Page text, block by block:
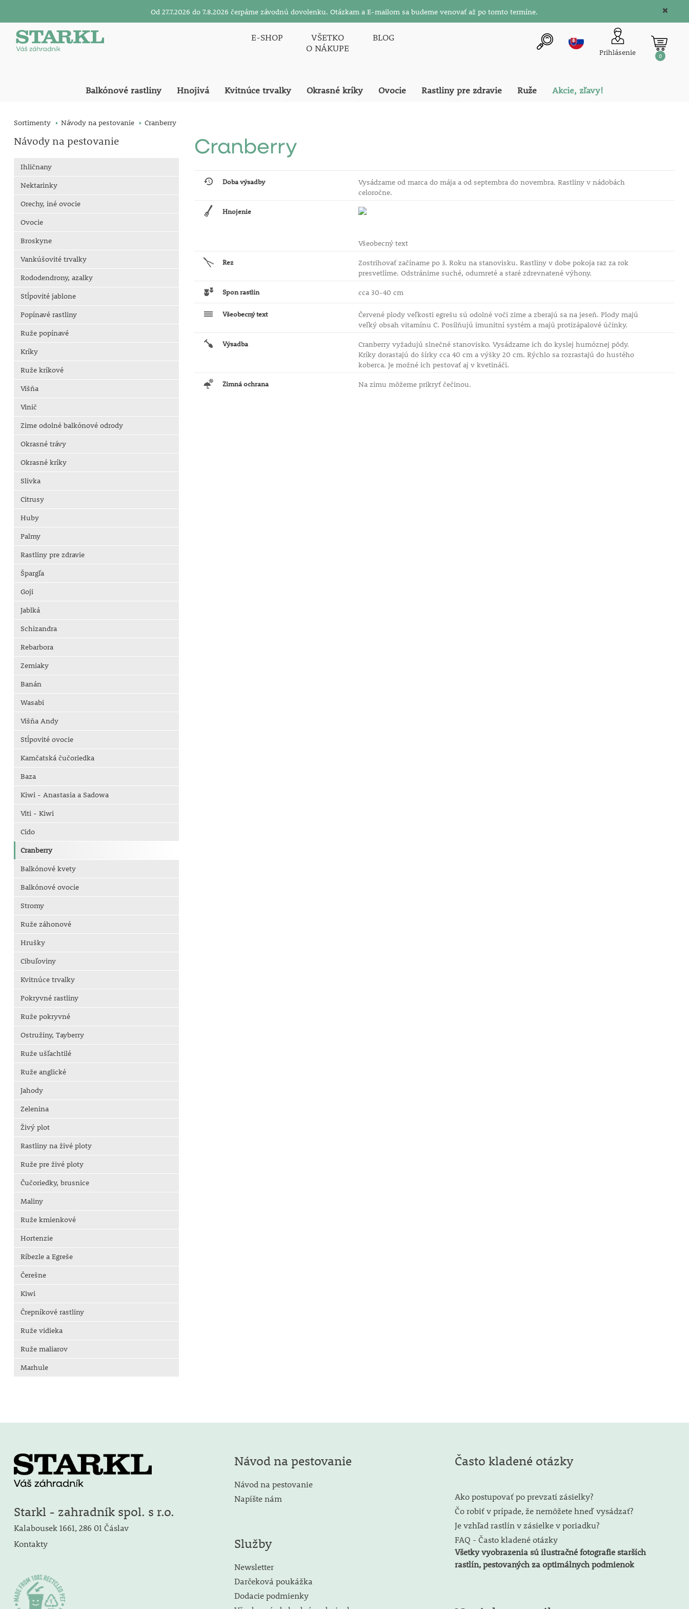
Od 27.7.2026 do 7.8.2026 čerpáme závodnú dovolenku. Otázkam a E-mailom sa budeme venovať až po tomto termíne.
E-SHOP
VŠETKO
O NÁKUPE
BLOG
Prihlásenie 0
Balkónové rastliny Hnojivá Kvitnúce trvalky Okrasné kríky Ovocie Rastliny pre zdravie Ruže Akcie, zľavy!
Sortimenty Návody na pestovanie Cranberry
Návody na pestovanie
Ihličnany
Nektarinky
Orechy, iné ovocie
Ovocie
Broskyne
Vankúšovité trvalky
Rododendrony, azalky
Stĺpovité jablone
Popínavé rastliny
Ruže popínavé
Kríky
Ruže kríkové
Višňa
Vinič
Zime odolné balkónové odrody
Okrasné trávy
Okrasné kríky
Slivka
Citrusy
Huby
Palmy
Rastliny pre zdravie
Špargľa
Goji
Jablká
Schizandra
Rebarbora
Zemiaky
Banán
Wasabi
Višňa Andy
Stĺpovité ovocie
Kamčatská čučoriedka
Baza
Kiwi - Anastasia a Sadowa
Viti - Kiwi
Cido
Cranberry
Balkónové kvety
Balkónové ovocie
Stromy
Ruže záhonové
Hrušky
Cibuľoviny
Kvitnúce trvalky
Pokryvné rastliny
Ruže pokryvné
Ostružiny, Tayberry
Ruže ušľachtilé
Ruže anglické
Jahody
Zelenina
Živý plot
Rastliny na živé ploty
Ruže pre živé ploty
Čučoriedky, brusnice
Maliny
Ruže kmienkové
Hortenzie
Ríbezle a Egreše
Čerešne
Kiwi
Črepníkové rastliny
Ruže vidieka
Ruže maliarov
Marhule
Cranberry
Doba výsadby
Vysádzame od marca do mája a od septembra do novembra. Rastliny v nádobách
celoročne.
Hnojenie
Všeobecný text
Rez
Zostrihovať začíname po 3. Roku na stanovisku. Rastliny v dobe pokoja raz za rok
presvetlíme. Odstránime suché, odumreté a staré zdrevnatené výhony.
Spon rastlín cca 30-40 cm
Všeobecný text
Červené plody veľkosti egrešu sú odolné voči zime a zberajú sa na jeseň. Plody majú
veľký obsah vitamínu C. Posilňujú imunitní systém a majú protizápalové účinky.
Výsadba
Cranberry vyžadujú slnečné stanovisko. Vysádzame ich do kyslej humóznej pôdy.
Kríky dorastajú do šírky cca 40 cm a výšky 20 cm. Rýchlo sa rozrastajú do hustého
koberca. Je možné ich pestovať aj v kvetináči.
Zimná ochrana Na zimu môžeme prikryť čečinou.
Starkl - zahradník spol. s r.o.
Kalabousek 1661, 286 01 Čáslav
Kontakty
Návod na pestovanie
Návod na pestovanie
Napíšte nám
Služby
Newsletter
Darčeková poukážka
Dodacie podmienky
Často kladené otázky
Ako postupovať po prevzatí zásielky?
Čo robiť v prípade, že nemôžete hneď vysádzať?
Je vzhľad rastlín v zásielke v poriadku?
FAQ - Často kladené otázky
Všetky vyobrazenia sú ilustračné fotografie starších
rastlín, pestovaných za optimálnych podmienok